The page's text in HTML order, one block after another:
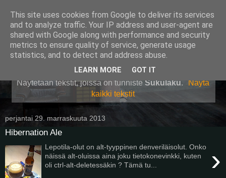
Pullollinen
Näytetään tekstit, joissa on tunniste Sukulaku.
Näytä
kaikki tekstit
perjantai 29. marraskuuta 2013
Hibernation Ale
›
Lepotila-olut on alt-tyyppinen denveriläisolut. Onko
näissä alt-oluissa aina joku tietokonevinkki, kuten
oli ctrl-alt-deletessäkin ? Tämä tu...
This site uses cookies from Google to deliver its services
and to analyze traffic. Your IP address and user-agent are
shared with Google along with performance and security
metrics to ensure quality of service, generate usage
statistics, and to detect and address abuse.
LEARN MORE GOT IT